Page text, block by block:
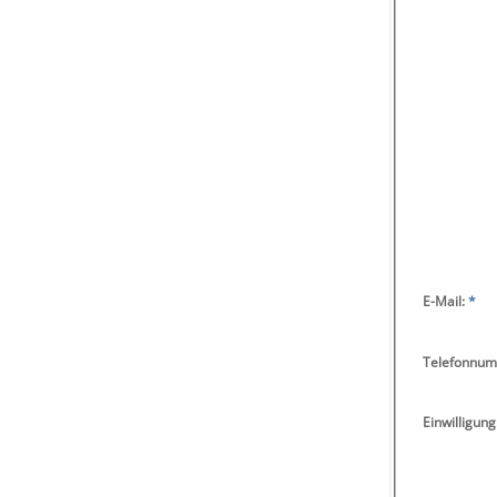
E-Mail:*